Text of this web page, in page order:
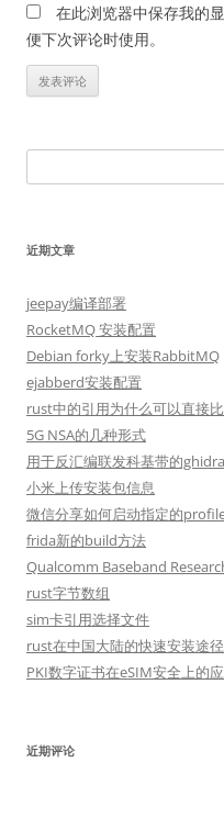
在此浏览器中保存我的
便下次评论时使用。
索：
近期文章
jeepay编译部署
RocketMQ 安装配置
Debian forky上安装RabbitMQ
ejabberd安装配置
rust中的引用为什么可以直接
5G NSA的几种形式
用于反汇编联发科基带的
小米上传安装包信息
微信分享如何启动指定的
frida新的build方法
Qualcomm Baseband
rust字节数组
sim卡引用选择文件
rust在中国大陆的快速安装途径
PKI数字证书在eSIM安全上的
近期评论